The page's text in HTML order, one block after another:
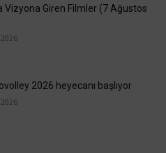
Vizyona Giren Filmler (7 Ağustos
2026 heyecanı başlıyor